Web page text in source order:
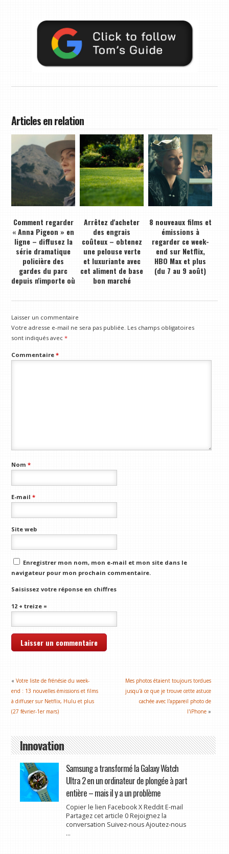
Articles en relation
Comment regarder
« Anna Pigeon » en
ligne – diffusez la
série dramatique
policière des
gardes du parc
depuis n'importe où
Arrêtez d'acheter
des engrais
coûteux – obtenez
une pelouse verte
et luxuriante avec
cet aliment de base
bon marché
8 nouveaux films et
émissions à
regarder ce week-
end sur Netflix,
HBO Max et plus
(du 7 au 9 août)
Laisser un commentaire
Votre adresse e-mail ne sera pas publiée. Les champs obligatoires
sont indiqués avec*
Commentaire*
Nom*
E-mail*
Site web
Enregistrer mon nom, mon e-mail et mon site dans le
navigateur pour mon prochain commentaire.
Saisissez votre réponse en chiffres
12 + treize =
«Votre liste de frénésie du week-
end : 13 nouvelles émissions et films
à diffuser sur Netflix, Hulu et plus
(27 février-1er mars)
Mes photos étaient toujours tordues
jusqu'à ce que je trouve cette astuce
cachée avec l'appareil photo de
l'iPhone »
Innovation
Samsung a transformé la Galaxy Watch
Ultra 2 en un ordinateur de plongée à part
entière – mais il y a un problème
Copier le lien Facebook X Reddit E-mail
Partagez cet article 0 Rejoignez la
conversation Suivez-nous Ajoutez-nous
...